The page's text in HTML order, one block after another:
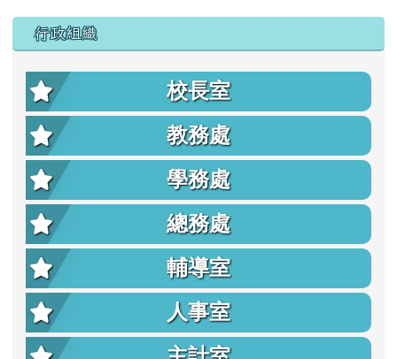
行政組織
校長室
教務處
學務處
總務處
輔導室
人事室